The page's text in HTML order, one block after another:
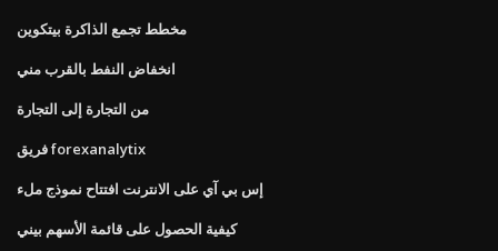
مخطط تجمع الذاكرة بيتكوين
انخفاض النفط بالقرب مني
من التجارة إلى التجارة
فريق forexanalytix
إس بي آي على الانترنت افتتاح نموذج ملء
كيفية الحصول على قائمة الأسهم بيني